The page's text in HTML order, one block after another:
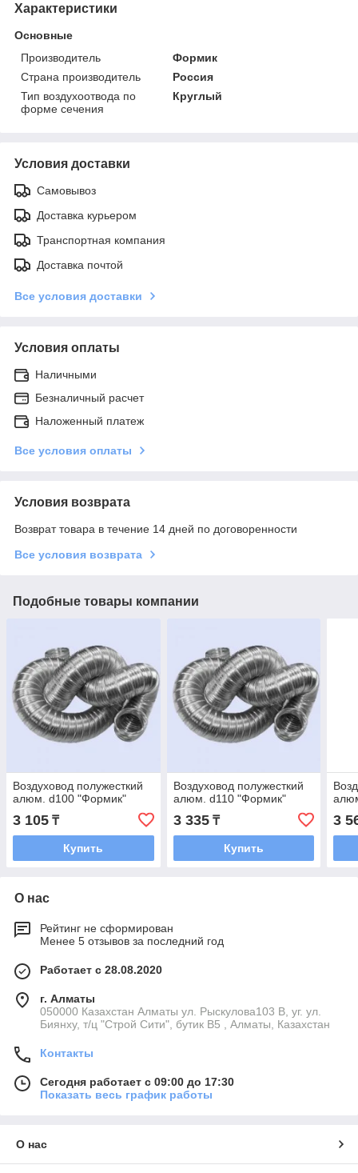
Характеристики
Основные
Производитель
Формик
Страна производитель
Россия
Тип воздухоотвода по
форме сечения
Круглый
Условия доставки
Самовывоз
Доставка курьером
Транспортная компания
Доставка почтой
Все условия доставки
Условия оплаты
Наличными
Безналичный расчет
Наложенный платеж
Все условия оплаты
Условия возврата
Возврат товара в течение 14 дней по договоренности
Все условия возврата
Подобные товары компании
Воздуховод полужесткий
алюм. d100 "Формик"
3 105 ₸
Купить
Воздуховод полужесткий
алюм. d110 "Формик"
3 335₸
Купить
3
О нас
Рейтинг не сформирован
Менее 5 отзывов за последний год
Работает с 28.08.2020
г. Алматы
050000 Казахстан Алматы ул. Рыскулова103 В, уг. ул.
Биянху, т/ц "Строй Сити", бутик В5 , Алматы, Казахстан
Контакты
Сегодня работает с 09:00 до 17:30
Показать весь график работы
О нас